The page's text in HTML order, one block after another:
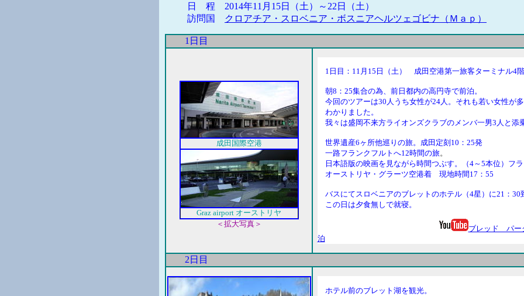
日 程 2014年11月15日（土）～22日（土）
訪問国
クロアチア・スロベニア・ボスニアヘルツェゴビナ（Ｍａｐ）
1日目
成田国際空港
Graz airport オーストリヤ
＜拡大写真＞
1日目：11月15日（土） 成田空港第一旅客ターミナル4階
朝8：25集合の為、前日都内の高円寺で前泊。
今回のツアーは30人うち女性が24人。それも若い女性が
わかりました。
我々は盛岡不来方ライオンズクラブのメンバ一男3人と添
世界遺産6ヶ所他巡りの旅。成田定刻10：25発
一路フランクフルトへ12時間の旅。
日本語版の映画を見ながら時間つぶす。（4～5本位）フ
オーストリヤ・グラーツ空港着 現地時間17：55
バスにてスロベニアのブレットのホテル（4星）に21：
この日は夕食無しで就寝。
ブレッド パー
泊
2日目
ホテル前のブレット湖を観光。